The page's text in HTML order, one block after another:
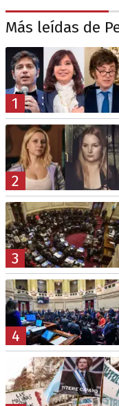
Más leídas de
1
2
3
4